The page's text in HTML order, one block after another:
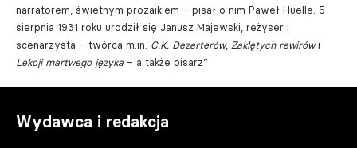
narratorem, świetnym prozaikiem – pisał o nim Paweł Huelle. 5
sierpnia 1931 roku urodził się Janusz Majewski, reżyser i
scenarzysta – twórca m.in. C.K. Dezerterów, Zaklętych rewirówi
Lekcji martwego języka – a także pisarz”
Wydawca i redakcja